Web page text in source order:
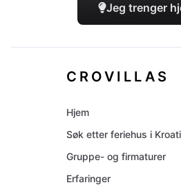
Jeg trenger
CROVILLAS
Hjem
Søk etter feriehus i
Gruppe- og firmaturer
Erfaringer